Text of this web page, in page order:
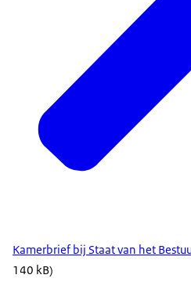
Kamerbrief bij Staat van het
140 kB)